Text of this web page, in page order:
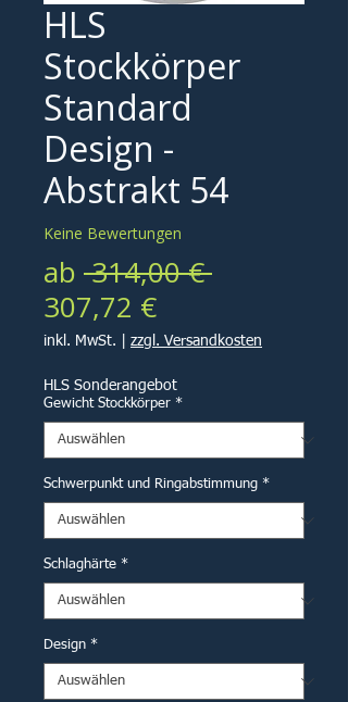
HLS
Stockkörper
Standard
Design -
Abstrakt 54
Keine Bewertungen
ab 314,00 €
307,72 €Sale-
Preis
inkl. MwSt. zzgl. Versandkosten
HLS Sonderangebot
Gewicht Stockkörper *
Schwerpunkt und Ringabstimmung *
Schlaghärte *
Design *